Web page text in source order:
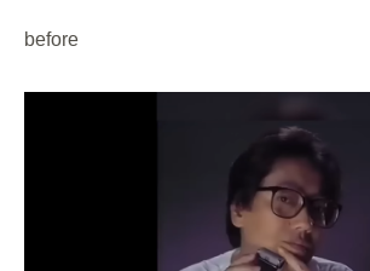
before